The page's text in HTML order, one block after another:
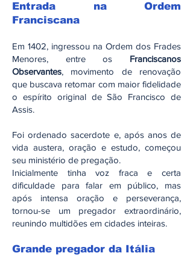
Entrada na Ordem
Franciscana
Em 1402, ingressou na Ordem dos Frades
Menores, entre os Franciscanos
Observantes, movimento de renovação
que buscava retomar com maior fidelidade
o espírito original de São Francisco de
Assis.
Foi ordenado sacerdote e, após anos de
vida austera, oração e estudo, começou
seu ministério de pregação.
Inicialmente tinha voz fraca e certa
dificuldade para falar em público, mas
após intensa oração e perseverança,
tornou-se um pregador extraordinário,
reunindo multidões em cidades inteiras.
Grande pregador da Itália